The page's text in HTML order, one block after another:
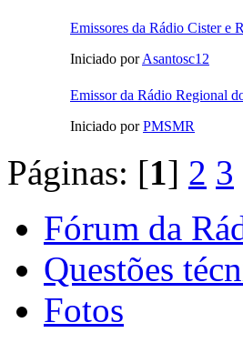
Emissores da Rádio Cister e
Iniciado porAsantosc12
Emissor da Rádio Regional
Iniciado porPMSMR
Páginas: [1] 2 3
Fórum da
Questões
Fotos